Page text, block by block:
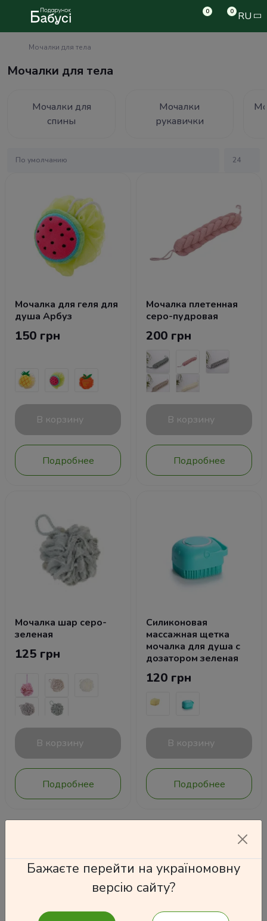
0 0 RU
Мочалки для тела
Мочалки для тела
Мочалки для
спины
Мочалки
рукавички
Мочалка для геля для
душа Арбуз
150 грн
В корзину
Подробнее
Мочалка плетенная
серо-пудровая
200 грн
В корзину
Подробнее
Мочалка шар серо-
зеленая
125 грн
В корзину
Подробнее
Силиконовая
массажная щетка
мочалка для душа с
дозатором зеленая
120 грн
В корзину
Подробнее
Бажаєте перейти на україномовну
версію сайту?